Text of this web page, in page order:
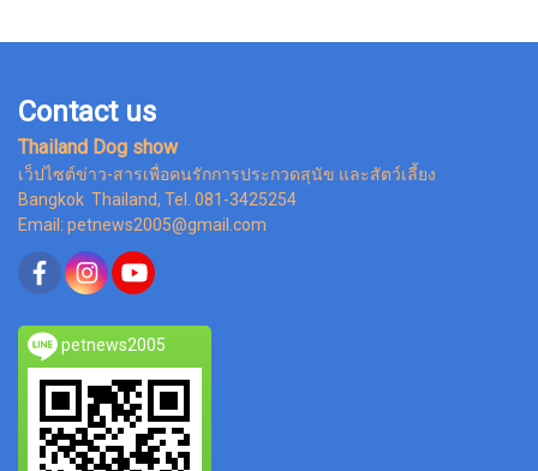
Contact us
Thailand Dog show
เว็ปไซต์ข่าว-สารเพื่อคนรักการประกวดสุนัข และสัตว์เลี้ยง
Bangkok Thailand, Tel. 081-3425254
Email: petnews2005@gmail.com
petnews2005